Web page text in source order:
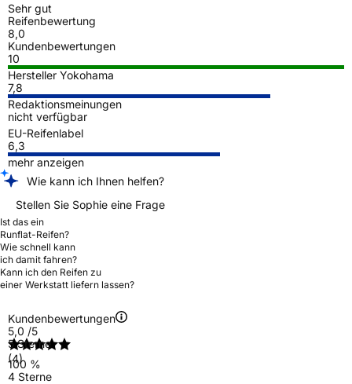
Sehr gut
Reifenbewertung
8,0
Kundenbewertungen
10
Hersteller Yokohama
7,8
Redaktionsmeinungen
nicht verfügbar
EU-Reifenlabel
6,3
mehr anzeigen
Wie kann ich Ihnen helfen?
Stellen Sie Sophie eine Frage
Ist das ein
Runflat-Reifen?
Wie schnell kann
ich damit fahren?
Kann ich den Reifen zu
einer Werkstatt liefern lassen?
Kundenbewertungen
5,0 /5
(4)
5 Sterne
100 %
4 Sterne